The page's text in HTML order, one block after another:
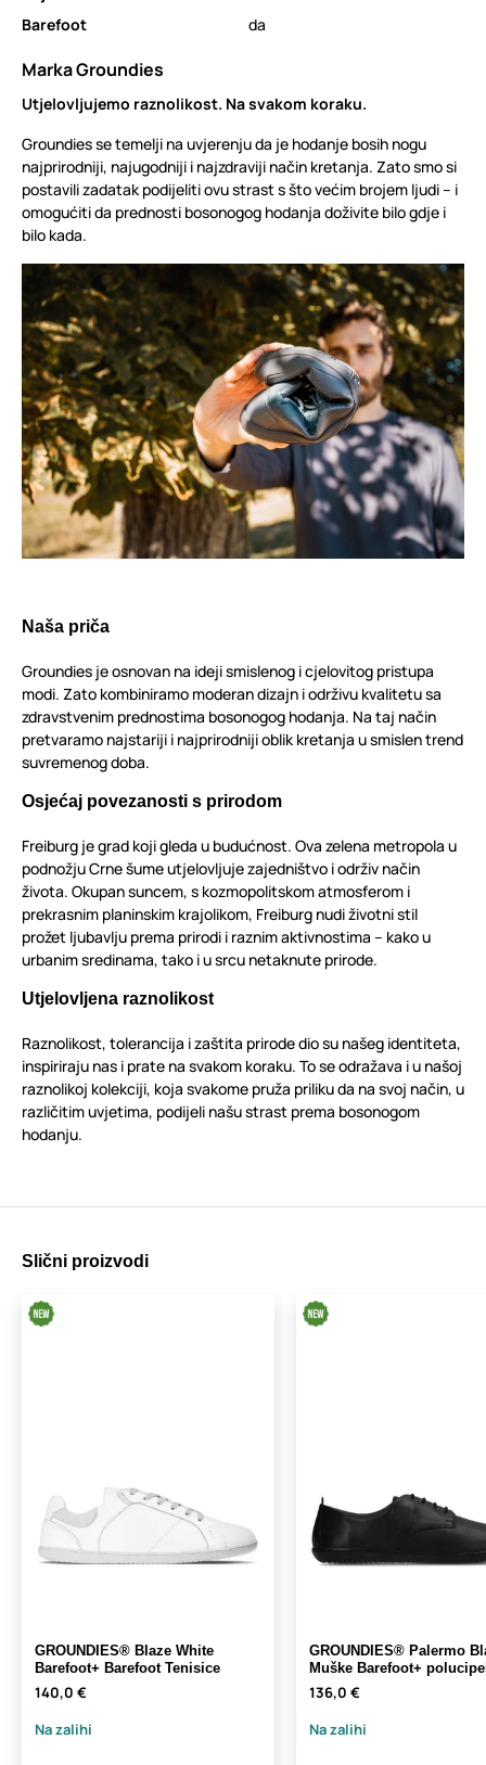
Barefoot
da
Marka Groundies
Utjelovljujemo raznolikost. Na svakom koraku.
Groundies se temelji na uvjerenju da je hodanje bosih nogu
najprirodniji, najugodniji i najzdraviji način kretanja. Zato smo si
postavili zadatak podijeliti ovu strast s što većim brojem ljudi – i
omogućiti da prednosti bosonogog hodanja doživite bilo gdje i
bilo kada.
Naša priča
Groundies je osnovan na ideji smislenog i cjelovitog pristupa
modi. Zato kombiniramo moderan dizajn i održivu kvalitetu sa
zdravstvenim prednostima bosonogog hodanja. Na taj način
pretvaramo najstariji i najprirodniji oblik kretanja u smislen trend
suvremenog doba.
Osjećaj povezanosti s prirodom
Freiburg je grad koji gleda u budućnost. Ova zelena metropola u
podnožju Crne šume utjelovljuje zajedništvo i održiv način
života. Okupan suncem, s kozmopolitskom atmosferom i
prekrasnim planinskim krajolikom, Freiburg nudi životni stil
prožet ljubavlju prema prirodi i raznim aktivnostima – kako u
urbanim sredinama, tako i u srcu netaknute prirode.
Utjelovljena raznolikost
Raznolikost, tolerancija i zaštita prirode dio su našeg identiteta,
inspiriraju nas i prate na svakom koraku. To se odražava i u našoj
raznolikoj kolekciji, koja svakome pruža priliku da na svoj način, u
različitim uvjetima, podijeli našu strast prema bosonogom
hodanju.
Slični proizvodi
GROUNDIES® Blaze White
Barefoot+ Barefoot Tenisice
140,0 €
Na zalihi
GROUNDIES® Palermo
Muške Barefoot+
136,0 €
Na zalihi